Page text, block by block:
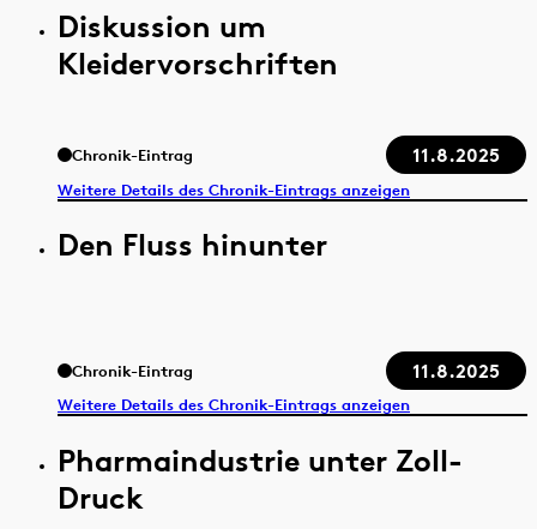
Diskussion um
Kleidervorschriften
Chronik-Eintrag 11.8.2025
Weitere Details des Chronik-Eintrags anzeigen
Den Fluss hinunter
Chronik-Eintrag 11.8.2025
Weitere Details des Chronik-Eintrags anzeigen
Pharmaindustrie unter Zoll-
Druck